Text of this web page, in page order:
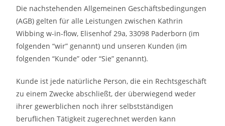
Die nachstehenden Allgemeinen Geschäftsbedingungen
(AGB) gelten für alle Leistungen zwischen Kathrin
Wibbing w-in-flow, Elisenhof 29a, 33098 Paderborn (im
folgenden “wir” genannt) und unseren Kunden (im
folgenden “Kunde” oder “Sie” genannt).
Kunde ist jede natürliche Person, die ein Rechtsgeschäft
zu einem Zwecke abschließt, der überwiegend weder
ihrer gewerblichen noch ihrer selbstständigen
beruflichen Tätigkeit zugerechnet werden kann